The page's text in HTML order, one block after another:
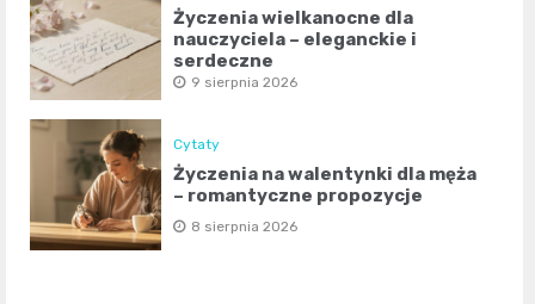
Życzenia wielkanocne dla
nauczyciela – eleganckie i
serdeczne
9 sierpnia 2026
Cytaty
Życzenia na walentynki dla męża
– romantyczne propozycje
8 sierpnia 2026